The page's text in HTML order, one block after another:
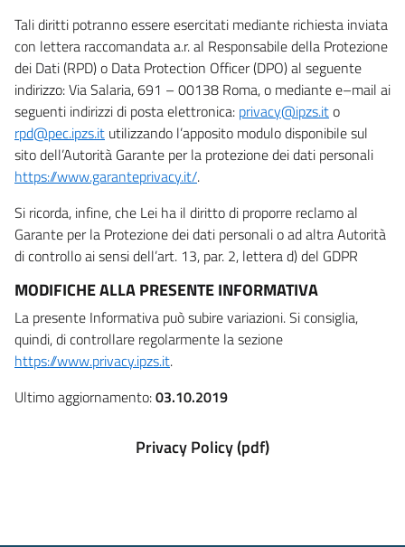
Tali diritti potranno essere esercitati mediante richiesta inviata
con lettera raccomandata a.r. al Responsabile della Protezione
dei Dati (RPD) o Data Protection Officer (DPO) al seguente
indirizzo: Via Salaria, 691 – 00138 Roma, o mediante e–mail ai
seguenti indirizzi di posta elettronica: privacy@ipzs.ito
rpd@pec.ipzs.it utilizzando l’apposito modulo disponibile sul
sito dell’Autorità Garante per la protezione dei dati personali
https://www.garanteprivacy.it/.
Si ricorda, infine, che Lei ha il diritto di proporre reclamo al
Garante per la Protezione dei dati personali o ad altra Autorità
di controllo ai sensi dell’art. 13, par. 2, lettera d) del GDPR
MODIFICHE ALLA PRESENTE INFORMATIVA
La presente Informativa può subire variazioni. Si consiglia,
quindi, di controllare regolarmente la sezione
https://www.privacy.ipzs.it.
Ultimo aggiornamento:03.10.2019
Privacy Policy (pdf)